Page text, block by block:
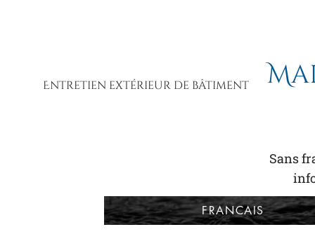
Entretien extérieur de bâtiment
Sans
FRANCAIS